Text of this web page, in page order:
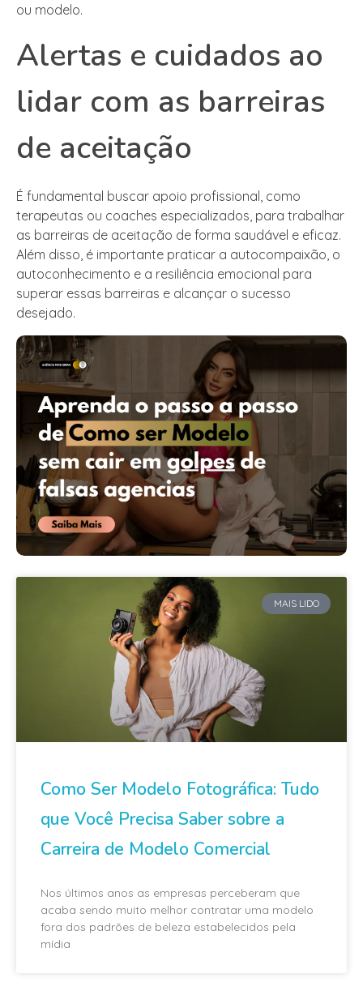
ou modelo.
Alertas e cuidados ao
lidar com as barreiras
de aceitação
É fundamental buscar apoio profissional, como
terapeutas ou coaches especializados, para trabalhar
as barreiras de aceitação de forma saudável e eficaz.
Além disso, é importante praticar a autocompaixão, o
autoconhecimento e a resiliência emocional para
superar essas barreiras e alcançar o sucesso
desejado.
MAIS LIDO
Como Ser Modelo Fotográfica: Tudo
que Você Precisa Saber sobre a
Carreira de Modelo Comercial
Nos últimos anos as empresas perceberam que
acaba sendo muito melhor contratar uma modelo
fora dos padrões de beleza estabelecidos pela
mídia